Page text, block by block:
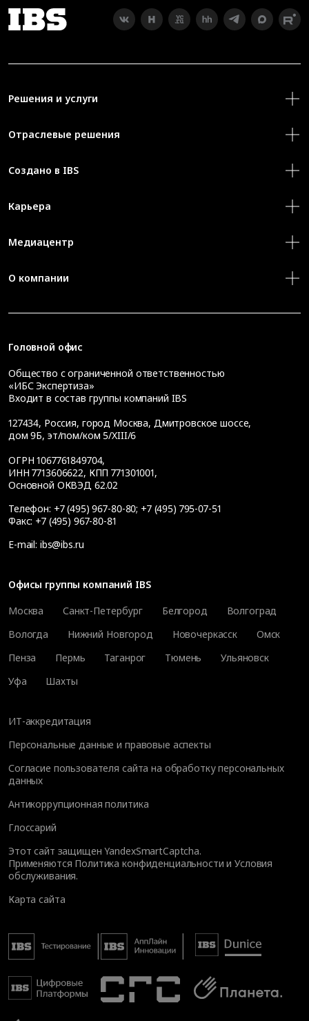
Решения и услуги
Отраслевые решения
Создано в IBS
Карьера
Медиацентр
О компании
Головной офис
Общество с ограниченной ответственностью
«ИБС Экспертиза»
Входит в состав группы компаний IBS
127434, Россия, город Москва, Дмитровское шоссе,
дом 9Б, эт/пом/ком 5/XIII/6
ОГРН 1067761849704,
ИНН 7713606622, КПП 771301001,
Основной ОКВЭД 62.02
Телефон: +7 (495) 967-80-80; +7 (495) 795-07-51
Факс: +7 (495) 967-80-81
E-mail: ibs@ibs.ru
Офисы группы компаний IBS
Москва
Санкт-Петербург Белгород
Волгоград
Вологда
Нижний Новгород Новочеркасск
Омск
Пенза
Пермь Таганрог Тюмень
Ульяновск
Уфа
Шахты
ИТ-аккредитация
Персональные данные и правовые аспекты
Согласие пользователя сайта на обработку персональных
данных
Антикоррупционная политика
Глоссарий
Этот сайт защищен YandexSmartCaptcha.
Применяются Политика конфиденциальности иУсловия
обслуживания.
Карта сайта